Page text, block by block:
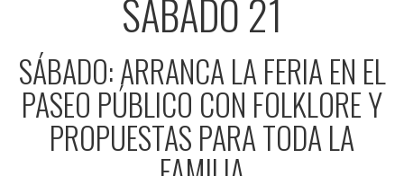
SABADO 21
SÁBADO: ARRANCA LA FERIA EN EL
PASEO PÚBLICO CON FOLKLORE Y
PROPUESTAS PARA TODA LA